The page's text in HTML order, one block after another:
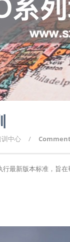
训中心 /
最新版本标准，旨在